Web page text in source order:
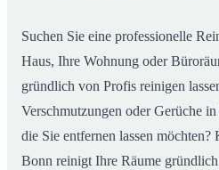
Suchen Sie eine professionelle
Haus, Ihre Wohnung oder
gründlich von Profis reinigen
Verschmutzungen oder Gerüche
die Sie entfernen lassen
Bonn reinigt Ihre Räume